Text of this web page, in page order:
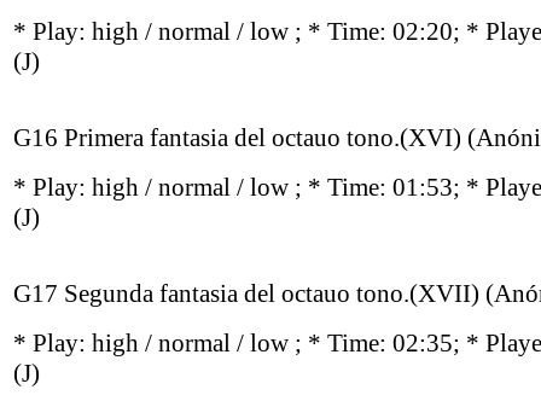
* Play: high / normal / low ; * Time: 02:20; *
(J)
G16 Primera fantasia del octauo tono.(XVI)
* Play: high / normal / low ; * Time: 01:53; *
(J)
G17 Segunda fantasia del octauo tono.(XVII)
* Play: high / normal / low ; * Time: 02:35; *
(J)